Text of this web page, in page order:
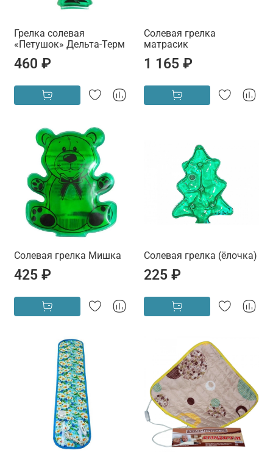
Грелка солевая
«Петушок» Дельта-Терм
460 ₽
Солевая грелка
матрасик
1 165 ₽
Солевая грелка Мишка
425 ₽
Солевая грелка (ёлочка)
225 ₽